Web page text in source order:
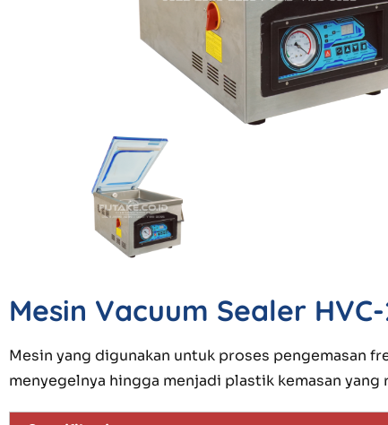
Mesin Vacuum Sealer
Mesin yang digunakan untuk proses pengemasan
menyegelnya hingga menjadi plastik kemasan